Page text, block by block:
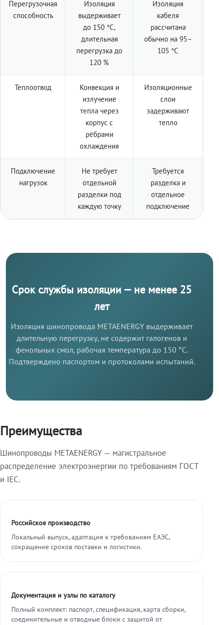
Перегрузочная
способность
Изоляция
выдерживает
до 150 °C,
длительная
перегрузка до
120 %
Изоляция
кабеля
рассчитана
обычно на 95–
105 °C
Теплоотвод
Конвекция и
излучение
тепла через
корпус с
рёбрами
охлаждения
Изоляционные
слои
задерживают
тепло
Подключение
нагрузок
Не требует
отдельной
разделки под
каждую точку
Требуется
разделка и
отдельное
подключение
Срок службы изоляции — не менее 25
лет
Изоляция шинопровода METAENERGY выдерживает
длительную перегрузку, не содержит галогенов и
фенольных смол, рабочая температура до 150 °C.
Подтверждено паспортом и протоколами испытаний.
Преимущества
Шинопроводы METAENERGY — магистральное
распределение электроэнергии по требованиям ГОСТ
и IEC.
Российское производство
Локальный выпуск, адаптация к требованиям ЕАЭС,
сокращение сроков поставки и логистики.
Документация и узлы по каталогу
Полный комплект: паспорт, спецификация, карта сборки,
соединительные и отводные блоки с защитой от